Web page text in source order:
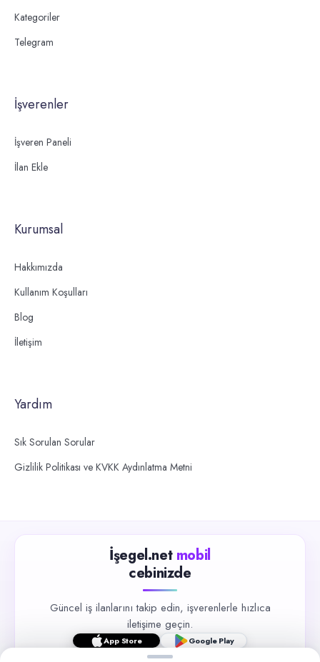
Kategoriler
Telegram
İşverenler
İşveren Paneli
İlan Ekle
Kurumsal
Hakkımızda
Kullanım Koşulları
Blog
İletişim
Yardım
Sık Sorulan Sorular
Gizlilik Politikası ve KVKK Aydınlatma Metni
İşegel.net mobil
cebinizde
Güncel iş ilanlarını takip edin, işverenlerle hızlıca
iletişime geçin.
App Store Google Play